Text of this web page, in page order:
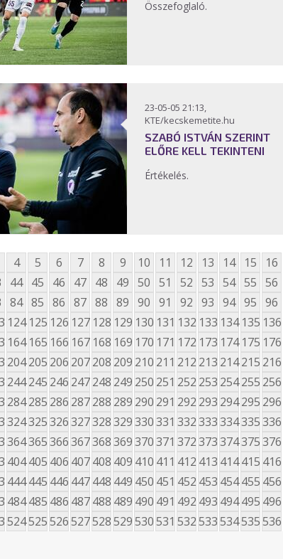
Összefoglaló.
23-05-05 21:13,
KTE/kecskemetite.hu
SZABÓ ISTVÁN SZERINT
ELŐRE KELL TEKINTENI
Értékelés.
4 5 6 7 8 9 10 11 12 13 14 15 16
44 45 46 47 48 49 50 51 52 53 54 55 56
84 85 86 87 88 89 90 91 92 93 94 95 96
124 125 126 127 128 129 130 131 132 133 134 135 136
164 165 166 167 168 169 170 171 172 173 174 175 176
204205 206 207208 209 210 211 212 213 214215 216
244245 246 247248 249 250 251 252 253 254255 256
284285 286 287288 289 290 291 292 293 294295 296
324325326327328329330331 332333334335336
364365366367368369370371 372373374375376
404405 406 407408 409 410 411 412 413 414415 416
444445 446 447448 449 450 451 452 453 454455 456
484485 486 487488 489 490 491 492 493 494495 496
524525526527528529530531 532533534535536